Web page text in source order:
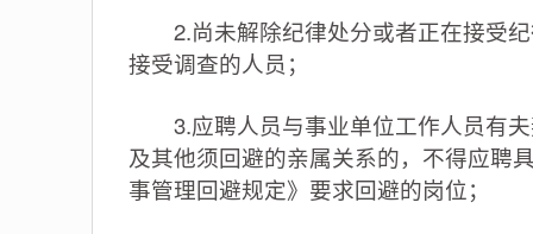
2.尚未解除纪律处分或者正在接受纪
接受调查的人员；
3.应聘人员与事业单位工作人员有夫
及其他须回避的亲属关系的，不得应聘
事管理回避规定》要求回避的岗位；